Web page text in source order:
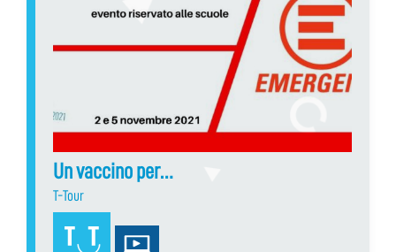
Un vaccino per…
T-Tour